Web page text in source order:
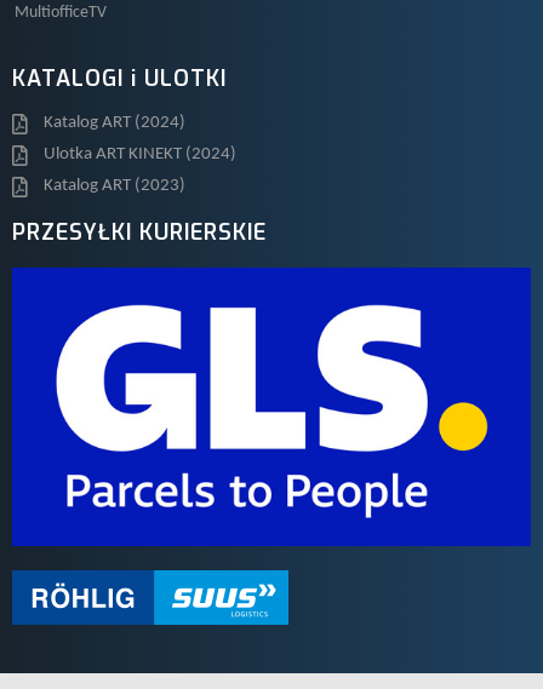
MultiofficeTV
KATALOGI i ULOTKI
Katalog ART (2024)
Ulotka ART KINEKT (2024)
Katalog ART (2023)
PRZESYŁKI KURIERSKIE